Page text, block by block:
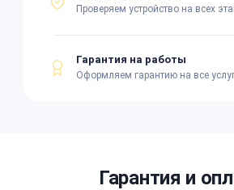
Проверяем устройство на всех
Гарантия на работы
Оформляем гарантию на все
Гарантия и